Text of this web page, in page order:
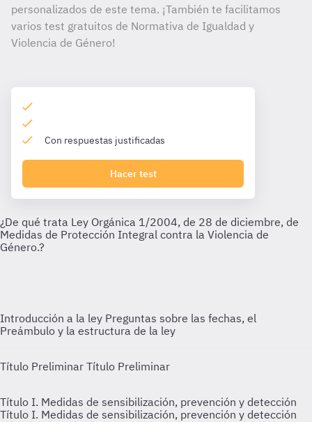
personalizados de este tema. ¡También te facilitamos
varios test gratuitos de Normativa de Igualdad y
Violencia de Género!
Con respuestas justificadas
Hacer test
Introducción a la ley Preguntas sobre las fechas, el
Preámbulo y la estructura de la ley
Título Preliminar Título Preliminar
Título I. Medidas de sensibilización, prevención y detección
Título I. Medidas de sensibilización, prevención y detección